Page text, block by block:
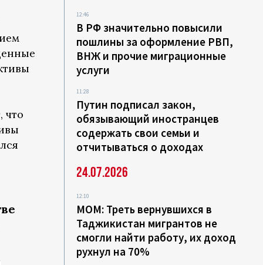
что
12:46
В РФ значительно повысили
пошлины за оформление РВП,
ВНЖ и прочие миграционные
услуги
11:28
Путин подписал закон,
обязывающий иностранцев
содержать свои семьи и
отчитываться о доходах
24.07.2026
12:10
МОМ: Треть вернувшихся в
Таджикистан мигрантов не
смогли найти работу, их доход
рухнул на 70%